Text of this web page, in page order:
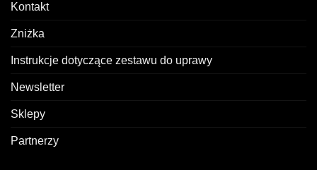
Kontakt
Zniżka
Instrukcje dotyczące zestawu do uprawy
Newsletter
Sklepy
Partnerzy